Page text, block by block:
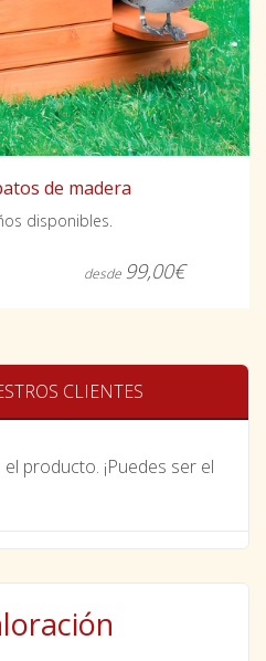
de madera
disponibles.
desde 99,00€
CLIENTES
producto. ¡Puedes ser el